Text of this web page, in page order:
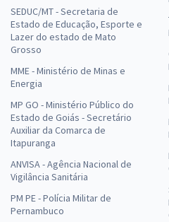
SEDUC/MT - Secretaria de
Estado de Educação, Esporte e
Lazer do estado de Mato
Grosso
MME - Ministério de Minas e
Energia
MP GO - Ministério Público do
Estado de Goiás - Secretário
Auxiliar da Comarca de
Itapuranga
ANVISA - Agência Nacional de
Vigilância Sanitária
PM PE - Polícia Militar de
Pernambuco